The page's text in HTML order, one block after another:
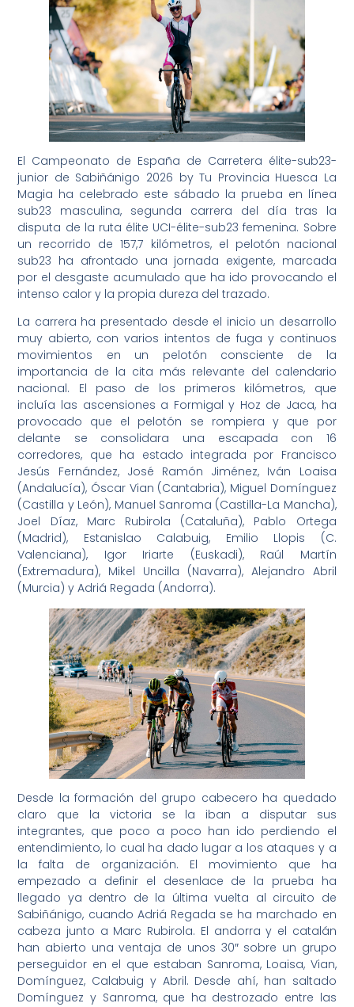
El Campeonato de España de Carretera élite-sub23-
junior de Sabiñánigo 2026 by Tu Provincia Huesca La
Magia ha celebrado este sábado la prueba en línea
sub23 masculina, segunda carrera del día tras la
disputa de la ruta élite UCI-élite-sub23 femenina. Sobre
un recorrido de 157,7 kilómetros, el pelotón nacional
sub23 ha afrontado una jornada exigente, marcada
por el desgaste acumulado que ha ido provocando el
intenso calor y la propia dureza del trazado.
La carrera ha presentado desde el inicio un desarrollo
muy abierto, con varios intentos de fuga y continuos
movimientos en un pelotón consciente de la
importancia de la cita más relevante del calendario
nacional. El paso de los primeros kilómetros, que
incluía las ascensiones a Formigal y Hoz de Jaca, ha
provocado que el pelotón se rompiera y que por
delante se consolidara una escapada con 16
corredores, que ha estado integrada por Francisco
Jesús Fernández, José Ramón Jiménez, Iván Loaisa
(Andalucía), Óscar Vian (Cantabria), Miguel Domínguez
(Castilla y León), Manuel Sanroma (Castilla-La Mancha),
Joel Díaz, Marc Rubirola (Cataluña), Pablo Ortega
(Madrid), Estanislao Calabuig, Emilio Llopis (C.
Valenciana), Igor Iriarte (Euskadi), Raúl Martín
(Extremadura), Mikel Uncilla (Navarra), Alejandro Abril
(Murcia) y Adriá Regada (Andorra).
Desde la formación del grupo cabecero ha quedado
claro que la victoria se la iban a disputar sus
integrantes, que poco a poco han ido perdiendo el
entendimiento, lo cual ha dado lugar a los ataques y a
la falta de organización. El movimiento que ha
empezado a definir el desenlace de la prueba ha
llegado ya dentro de la última vuelta al circuito de
Sabiñánigo, cuando Adriá Regada se ha marchado en
cabeza junto a Marc Rubirola. El andorra y el catalán
han abierto una ventaja de unos 30″ sobre un grupo
perseguidor en el que estaban Sanroma, Loaisa, Vian,
Domínguez, Calabuig y Abril. Desde ahí, han saltado
Domínguez y Sanroma, que ha destrozado entre las